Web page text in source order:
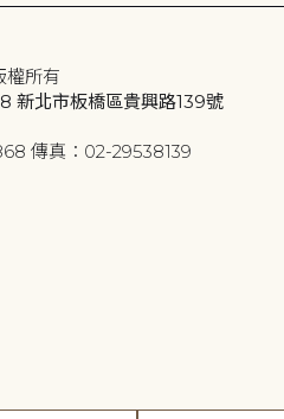
權所有
新北市板橋區貴興路139號
傳真：02-29538139